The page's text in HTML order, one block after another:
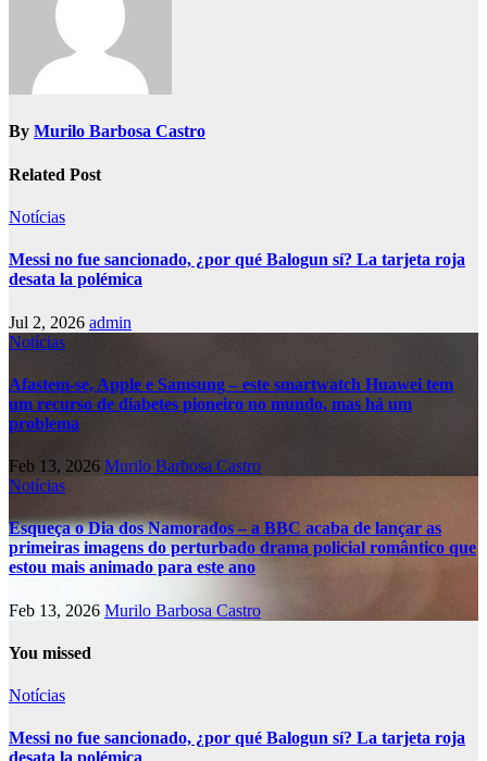
By Murilo Barbosa Castro
Related Post
Notícias
Messi no fue sancionado, ¿por qué Balogun sí? La tarjeta roja
desata la polémica
Jul 2, 2026 admin
Notícias
Afastem-se, Apple e Samsung – este smartwatch Huawei tem
um recurso de diabetes pioneiro no mundo, mas há um
problema
Feb 13, 2026 Murilo Barbosa Castro
Notícias
Esqueça o Dia dos Namorados – a BBC acaba de lançar as
primeiras imagens do perturbado drama policial romântico que
estou mais animado para este ano
Feb 13, 2026 Murilo Barbosa Castro
You missed
Notícias
Messi no fue sancionado, ¿por qué Balogun sí? La tarjeta roja